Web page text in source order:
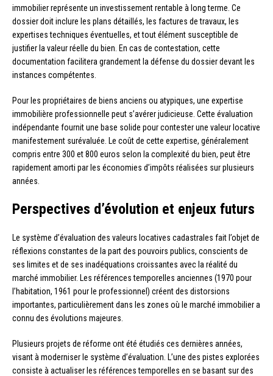
immobilier représente un investissement rentable à long terme. Ce
dossier doit inclure les plans détaillés, les factures de travaux, les
expertises techniques éventuelles, et tout élément susceptible de
justifier la valeur réelle du bien. En cas de contestation, cette
documentation facilitera grandement la défense du dossier devant les
instances compétentes.
Pour les propriétaires de biens anciens ou atypiques, une expertise
immobilière professionnelle peut s’avérer judicieuse. Cette évaluation
indépendante fournit une base solide pour contester une valeur locative
manifestement surévaluée. Le coût de cette expertise, généralement
compris entre 300 et 800 euros selon la complexité du bien, peut être
rapidement amorti par les économies d’impôts réalisées sur plusieurs
années.
Perspectives d’évolution et enjeux futurs
Le système d’évaluation des valeurs locatives cadastrales fait l’objet de
réflexions constantes de la part des pouvoirs publics, conscients de
ses limites et de ses inadéquations croissantes avec la réalité du
marché immobilier. Les références temporelles anciennes (1970 pour
l’habitation, 1961 pour le professionnel) créent des distorsions
importantes, particulièrement dans les zones où le marché immobilier a
connu des évolutions majeures.
Plusieurs projets de réforme ont été étudiés ces dernières années,
visant à moderniser le système d’évaluation. L’une des pistes explorées
consiste à actualiser les références temporelles en se basant sur des